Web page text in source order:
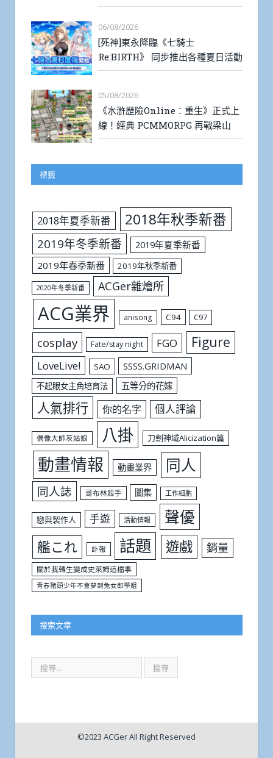
06/08/2026
[死神]東永降臨《七騎士
Re:BIRTH》 同步推出各種夏日活動
05/08/2026
《水滸歷險Online：重生》正式上
線！經典 PCMMORPG 再戰梁山
標籤
2018年夏季新番 2018年秋季新番
2019年冬季新番
2019年夏季新番
2019年春季新番
2019年秋季新番
2020年冬季新番 ACGer雜燴所
ACG業界 anisong C94 C97
cosplay Fate/stay night FGO Figure
LoveLive! SAO SSSS.GRIDMAN
不起眼女主角培育法 五等分的花嫁
人氣排行 你的名字 個人評論
偶像大師灰姑娘 八掛 刀劍神域Alicization篇
動畫情報 動畫業界 同人
同人誌 哥布林殺手 圖集 工作細胞
戀與製作人 手遊 活動情報 聲優
艦これ 訃報 話題 遊戲 銷量
關於我轉生變成史萊姆這檔事
青春豬頭少年不會夢到兔女郎學姐
搜索文章
©2023 ACGer All Right Reserved